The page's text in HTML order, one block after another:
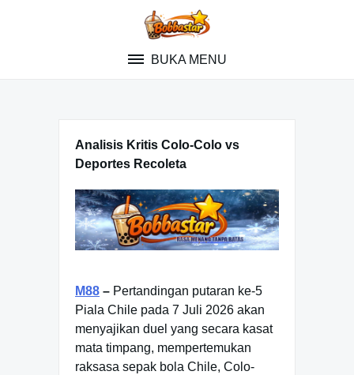
BUKA MENU
Analisis Kritis Colo-Colo vs
Deportes Recoleta
M88 – Pertandingan putaran ke-5
Piala Chile pada 7 Juli 2026 akan
menyajikan duel yang secara kasat
mata timpang, mempertemukan
raksasa sepak bola Chile, Colo-